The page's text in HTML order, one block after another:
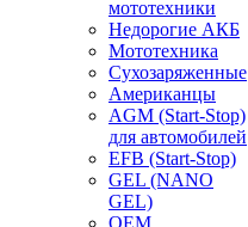
мототехники
Недорогие АКБ
Мототехника
Сухозаряженные
Американцы
AGM (Start-Stop)
для автомобилей
EFB (Start-Stop)
GEL (NANO
GEL)
OEM